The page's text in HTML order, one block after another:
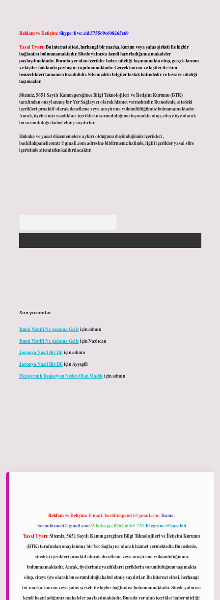
Reklam ve İletişim:Skype: live:.cid.575569c608265c69
Yasal Uyarı:Bu internet sitesi, herhangi bir marka, kurum veya şahıs şirketi ile hiçbir
bağlantısı bulunmamaktadır. Sitede yalnızca kendi hazırladığımız makaleler
paylaşılmaktadır. Burada yer alan içerikler haber niteliği taşımamakta olup, gerçek kurum
ve kişiler hakkında paylaşım yapılmamaktadır. Gerçek kurum ve kişiler ile isim
benzerlikleri tamamen tesadüfidir. Sitemizdeki bilgiler taslak halindedir ve tavsiye niteliği
taşımazlar.
Sitemiz, 5651 Sayılı Kanun gereğince Bilgi Teknolojileri ve İletişim Kurumu (BTK)
tarafından onaylanmış bir Yer Sağlayıcı olarak hizmet vermektedir. Bu nedenle, sitedeki
içerikleri proaktif olarak denetleme veya araştırma yükümlülüğümüz bulunmamaktadır.
Ancak, üyelerimiz yazdıkları içeriklerin sorumluluğunu taşımakta olup, siteye üye olarak
bu sorumluluğu kabul etmiş sayılırlar.
Hukuka ve yasal düzenlemelere aykırı olduğunu düşündüğünüz içerikleri,
backlinkpanelicomtr@gmail.comadresine bildirmeniz halinde, ilgili içerikler yasal süre
içerisinde sitemizden kaldırılacaktır.
Son yorumlar
Rumi Motifi Ne Anlama Geliriçinadmin
Rumi Motifi Ne Anlama GeliriçinNazlıcan
Japonya Nasıl Bir Diliçinadmin
Japonya Nasıl Bir DiliçinAyşegül
Ekzotermik Reaksiyon Neden Olan Maddeiçinadmin
Reklam ve İletişim:E-mail:backlinkpaneli@gmail.comTeams:
forumhizmeti@gmail.comWhatsapp: 0262 606 0 726Telegram: @karabul
Yasal Uyarı:Sitemiz, 5651 Sayılı Kanun gereğince Bilgi Teknolojileri ve İletişim Kurumu
(BTK) tarafından onaylanmış bir Yer Sağlayıcı olarak hizmet vermektedir. Bu nedenle,
sitedeki içerikleri proaktif olarak denetleme veya araştırma yükümlülüğümüz
bulunmamaktadır. Ancak, üyelerimiz yazdıkları içeriklerin sorumluluğunu taşımakta
olup, siteye üye olarak bu sorumluluğu kabul etmiş sayılırlar. Bu internet sitesi, herhangi
bir marka, kurum veya şahıs şirketi ile hiçbir bağlantısı bulunmamaktadır. Sitede yalnızca
kendi hazırladığımız makaleler paylaşılmaktadır. Burada yer alan içerikler haber niteliği